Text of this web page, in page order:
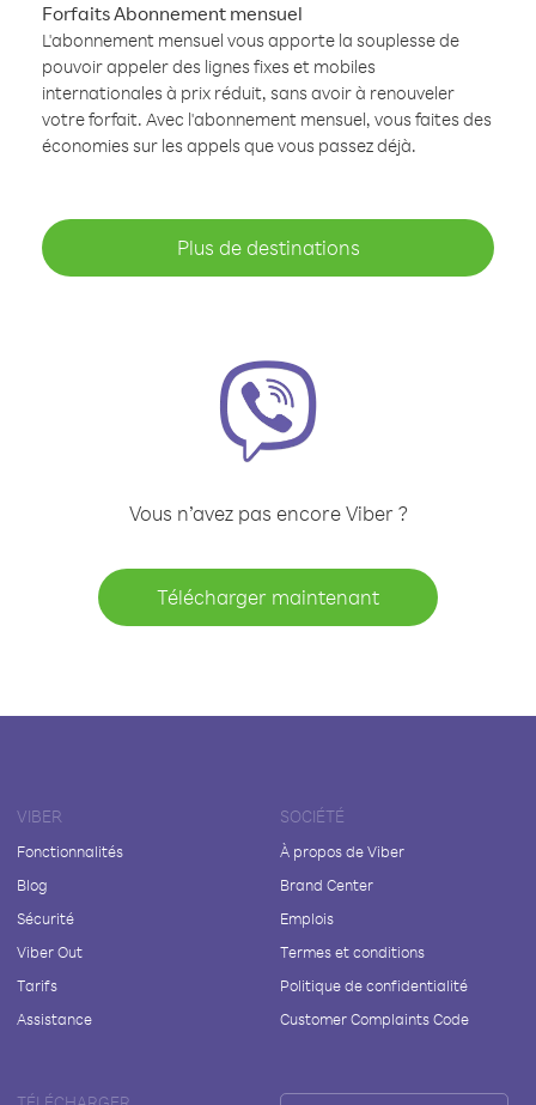
Forfaits Abonnement mensuel
L'abonnement mensuel vous apporte la souplesse de
pouvoir appeler des lignes fixes et mobiles
internationales à prix réduit, sans avoir à renouveler
votre forfait. Avec l'abonnement mensuel, vous faites des
économies sur les appels que vous passez déjà.
Plus de destinations
Vous n’avez pas encore Viber ?
Télécharger maintenant
VIBER
Fonctionnalités
Blog
Sécurité
Viber Out
Tarifs
Assistance
SOCIÉTÉ
À propos de Viber
Brand Center
Emplois
Termes et conditions
Politique de confidentialité
Customer Complaints Code